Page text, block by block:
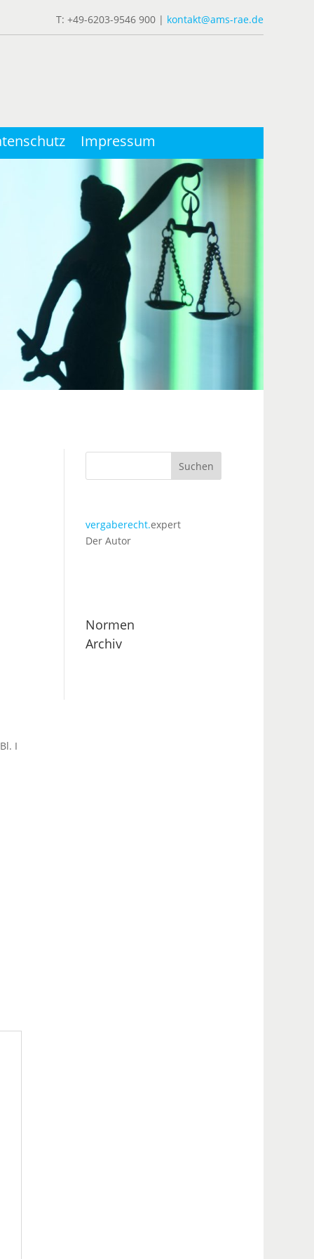
T: +49-6203-9546 900 | kontakt@ams-rae.de
Impressum
I
Suchen
vergaberecht.expert
Der Autor
Normen
Archiv